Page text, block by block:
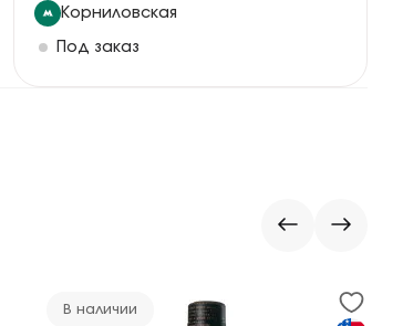
Корниловская
Под заказ
В наличии